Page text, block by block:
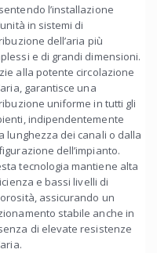
l’installazione
in sistemi di
dell’aria più
e di grandi dimensioni.
alla potente circolazione
garantisce una
uniforme in tutti gli
indipendentemente
lunghezza dei canali o dalla
dell’impianto.
tecnologia mantiene alta
e bassi livelli di
assicurando un
stabile anche in
di elevate resistenze